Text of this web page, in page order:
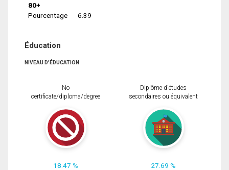
80+
Pourcentage
6.39
Éducation
NIVEAU D'ÉDUCATION
No
certificate/diploma/degree
18.47 %
Diplôme d'études
secondaires ou équivalent
27.69 %